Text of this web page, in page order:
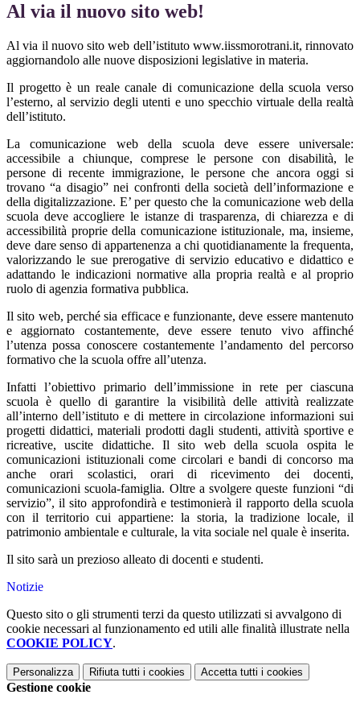
Al via il nuovo sito web!
Al via il nuovo sito web dell’istituto www.iissmorotrani.it, rinnovato
aggiornandolo alle nuove disposizioni legislative in materia.
Il progetto è un reale canale di comunicazione della scuola verso
l’esterno, al servizio degli utenti e uno specchio virtuale della realtà
dell’istituto.
La comunicazione web della scuola deve essere universale:
accessibile a chiunque, comprese le persone con disabilità, le
persone di recente immigrazione, le persone che ancora oggi si
trovano “a disagio” nei confronti della società dell’informazione e
della digitalizzazione. E’ per questo che la comunicazione web della
scuola deve accogliere le istanze di trasparenza, di chiarezza e di
accessibilità proprie della comunicazione istituzionale, ma, insieme,
deve dare senso di appartenenza a chi quotidianamente la frequenta,
valorizzando le sue prerogative di servizio educativo e didattico e
adattando le indicazioni normative alla propria realtà e al proprio
ruolo di agenzia formativa pubblica.
Il sito web, perché sia efficace e funzionante, deve essere mantenuto
e aggiornato costantemente, deve essere tenuto vivo affinché
l’utenza possa conoscere costantemente l’andamento del percorso
formativo che la scuola offre all’utenza.
Infatti l’obiettivo primario dell’immissione in rete per ciascuna
scuola è quello di garantire la visibilità delle attività realizzate
all’interno dell’istituto e di mettere in circolazione informazioni sui
progetti didattici, materiali prodotti dagli studenti, attività sportive e
ricreative, uscite didattiche. Il sito web della scuola ospita le
comunicazioni istituzionali come circolari e bandi di concorso ma
anche orari scolastici, orari di ricevimento dei docenti,
comunicazioni scuola-famiglia. Oltre a svolgere queste funzioni “di
servizio”, il sito approfondirà e testimonierà il rapporto della scuola
con il territorio cui appartiene: la storia, la tradizione locale, il
patrimonio ambientale e culturale, la vita sociale nel quale è inserita.
Il sito sarà un prezioso alleato di docenti e studenti.
Notizie
Questo sito o gli strumenti terzi da questo utilizzati si avvalgono di
cookie necessari al funzionamento ed utili alle finalità illustrate nella
COOKIE POLICY.
Personalizza Rifiuta tutti i cookies Accetta tutti i cookies
Gestione cookie